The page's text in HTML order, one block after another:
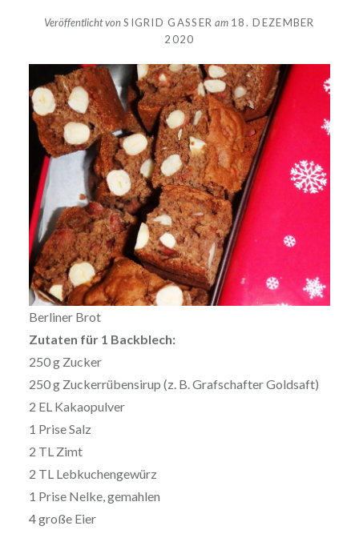
Veröffentlicht vonSIGRID GASSER am 18. DEZEMBER
2020
Berliner Brot
Zutaten für 1 Backblech:
250 g Zucker
250 g Zuckerrübensirup (z. B. Grafschafter Goldsaft)
2 EL Kakaopulver
1 Prise Salz
2 TL Zimt
2 TL Lebkuchengewürz
1 Prise Nelke, gemahlen
4 große Eier